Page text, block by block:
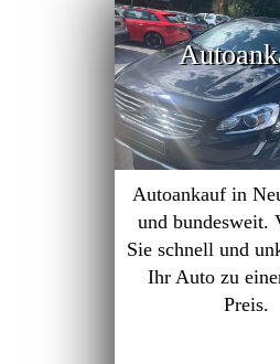
Autoankauf in
und bundesweit.
Sie schnell und
Ihr Auto zu
Preis.